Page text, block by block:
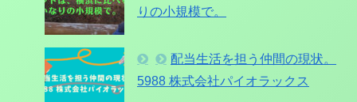
りの小規模で。
配当生活を担う仲間の現状。
5988 株式会社パイオラックス